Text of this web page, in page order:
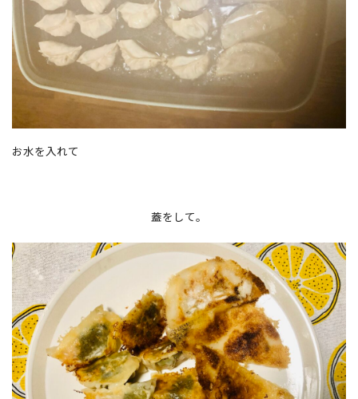
お水を入れて
蓋をして。